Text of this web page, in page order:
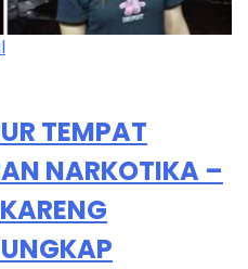
TEMPAT
NARKOTIKA –